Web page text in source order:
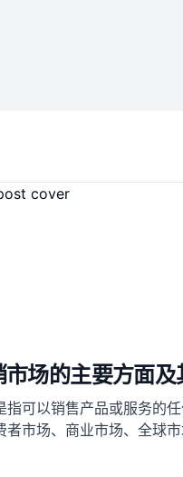
市场的主要方面及
指可以销售产品或服务的
者市场、商业市场、全球